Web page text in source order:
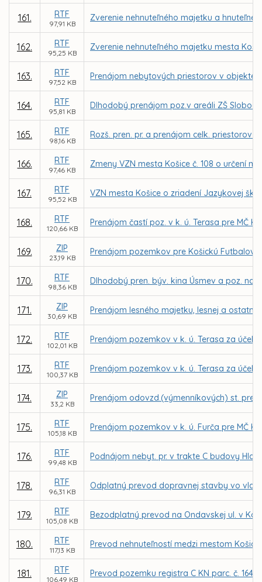
161. RTF
97,91 KB
Zverenie nehnuteľného majetku a
162. RTF
95,25 KB
Zverenie nehnuteľného majetku mesta
163. RTF
97,52 KB
Prenájom nebytových priestorov v objekte
164. RTF
95,81 KB
Dlhodobý prenájom poz.v areáli ZŠ
165. RTF
98,16 KB
Rozš. pren. pr. a prenájom celk. priestorov
166. RTF
97,46 KB
Zmeny VZN mesta Košice č. 108 o určení
167. RTF
95,52 KB
VZN mesta Košice o zriadení Jazykovej
168. RTF
120,66 KB
Prenájom častí poz. v k. ú. Terasa pre MČ
169. ZIP
23,19 KB
Prenájom pozemkov pre Košickú
170. RTF
98,36 KB
Dlhodobý pren. býv. kina Úsmev a poz. na
171. ZIP
30,69 KB
Prenájom lesného majetku, lesnej a
172. RTF
102,01 KB
Prenájom pozemkov v k. ú. Terasa za
173. RTF
100,37 KB
Prenájom pozemkov v k. ú. Terasa za
174. ZIP
33,2 KB
Prenájom odovzd.(výmenníkových) st. pre
175. RTF
105,18 KB
Prenájom pozemkov v k. ú. Furča pre MČ
176. RTF
99,48 KB
Podnájom nebyt. pr. v trakte C budovy
178. RTF
96,31 KB
Odplatný prevod dopravnej stavby vo
179. RTF
105,08 KB
Bezodplatný prevod na Ondavskej ul. v
180. RTF
117,13 KB
Prevod nehnuteľností medzi mestom
181. RTF
106,49 KB
Prevod pozemku registra C KN parc. č.